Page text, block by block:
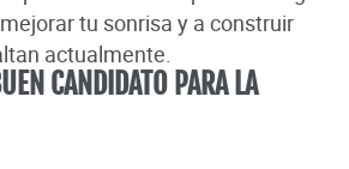
tu sonrisa y a construir
actualmente.
CANDIDATO PARA LA